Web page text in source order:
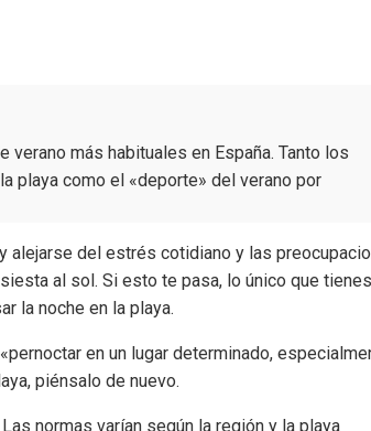
más habituales en España. Tanto los
playa como el «deporte» del verano por
alejarse del estrés cotidiano y las
al sol. Si esto te pasa, lo único que tienes
la noche en la playa.
en un lugar determinado,
piénsalo de nuevo.
normas varían según la región y la playa